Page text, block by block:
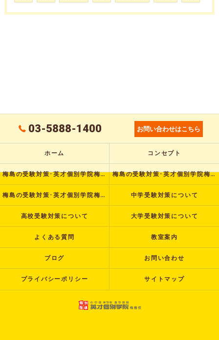
03-5888-1400 お問い合わせはこちら
ホーム コンセプト
梅島の受験対策･英才個別学院梅島校の口コミ情報 梅島の受験対策･英才個別学院梅島校の評判
梅島の受験対策･英才個別学院梅島校のお客様の声 中学受験対策について
高校受験対策について 大学受験対策について
よくある質問 教室案内
ブログ お問い合わせ
プライバシーポリシー サイトマップ